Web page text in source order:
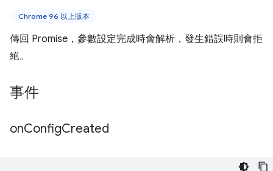
Chrome 96 以上版本
傳回 Promise，參數設定完成時會解析，發生錯誤時則會拒
絕。
事件
onConfigCreated